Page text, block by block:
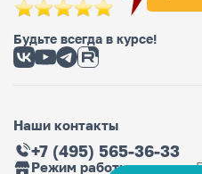
Будьте всегда в курсе!
Наши контакты
+7 (495) 565-36-33
Режим работы магазина